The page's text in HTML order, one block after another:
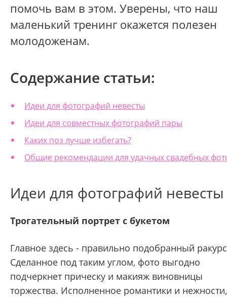
помочь вам в этом. Уверены, что наш
маленький тренинг окажется полезен
молодоженам.
Содержание статьи:
Идеи для фотографий невесты
Идеи для совместных фотографий пары
Каких поз лучше избегать?
Общие рекомендации для удачных свадебных
Идеи для фотографий невесты
Трогательный портрет с букетом
Главное здесь - правильно подобранный
Сделанное под таким углом, фото выгодно
подчеркнет прическу и макияж виновницы
торжества. Исполненное романтики и нежности,